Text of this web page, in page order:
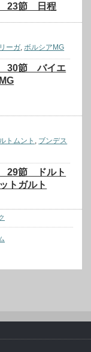
23節 日程
ーガ ボルシアMG
30節 バイエ
トムント , ブンデス
29節 ドルト
トガルト